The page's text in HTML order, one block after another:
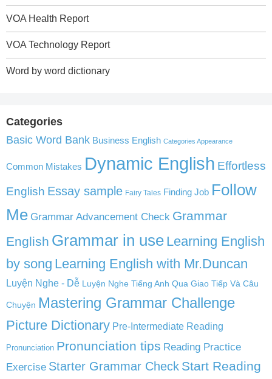
VOA Health Report
VOA Technology Report
Word by word dictionary
Categories
Basic Word Bank Business English Categories Appearance
Common Mistakes Dynamic English Effortless
English Essay sample Fairy Tales Finding Job Follow
Me Grammar Advancement Check Grammar
English Grammar in use Learning English
by song Learning English with Mr.Duncan
Luyện Nghe - Dễ Luyện Nghe Tiếng Anh Qua Giao Tiếp Và Câu
Chuyện Mastering Grammar Challenge
Picture Dictionary Pre-Intermediate Reading
Pronunciation Pronunciation tips Reading Practice
Exercise Starter Grammar Check Start Reading